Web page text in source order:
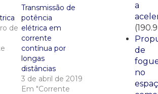
de
Transmissão de
potência
elétrica em
corrente
contínua por
longas
distâncias
3 de abril de 2019
Em "Corrente
a
de
no